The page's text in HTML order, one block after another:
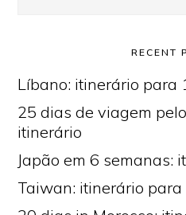
RECENT
Líbano: itinerário para
25 dias de viagem
itinerário
Japão em 6 semanas:
Taiwan: itinerário